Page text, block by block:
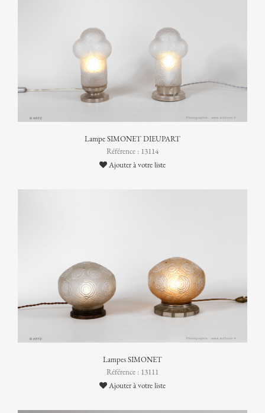
Lampe SIMONET DIEUPART
Référence : 13114
Ajouter à votre liste
Lampes SIMONET
Référence : 13111
Ajouter à votre liste